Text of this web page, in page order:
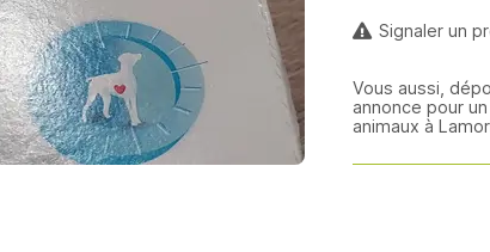
Signaler un
Vous aussi,
annonce pour
animaux à